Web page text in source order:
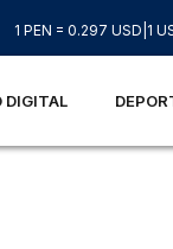
1 PEN = 0.297 USD 1
DIGITAL